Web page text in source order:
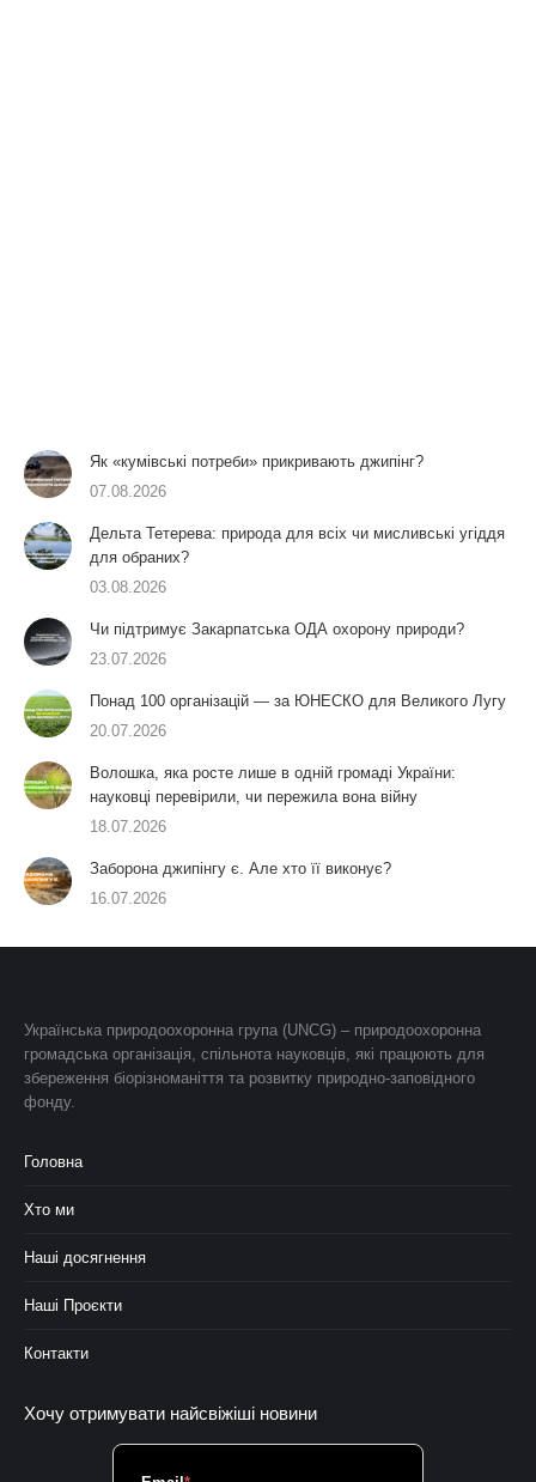
Як «кумівські потреби» прикривають джипінг?
07.08.2026
Дельта Тетерева: природа для всіх чи мисливські угіддя
для обраних?
03.08.2026
Чи підтримує Закарпатська ОДА охорону природи?
23.07.2026
Понад 100 організацій — за ЮНЕСКО для Великого Лугу
20.07.2026
Волошка, яка росте лише в одній громаді України:
науковці перевірили, чи пережила вона війну
18.07.2026
Заборона джипінгу є. Але хто її виконує?
16.07.2026
Українська природоохоронна група (UNCG) – природоохоронна
громадська організація, спільнота науковців, які працюють для
збереження біорізноманіття та розвитку природно-заповідного
фонду.
Головна
Хто ми
Наші досягнення
Наші Проєкти
Контакти
Хочу отримувати найсвіжіші новини